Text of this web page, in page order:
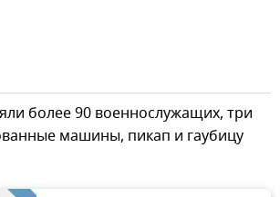
более 90 военнослужащих, три
машины, пикап и гаубицу